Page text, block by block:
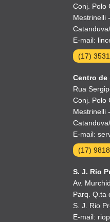
Conj. Polo
Mestrinelli
E-mail:
(17)
Centro de
Rua
Conj. Polo
Mestrinelli
E-mail:
(17)
S. J. Rio
Av.
Parq. Q.ta
S. J. Rio
E-mail: